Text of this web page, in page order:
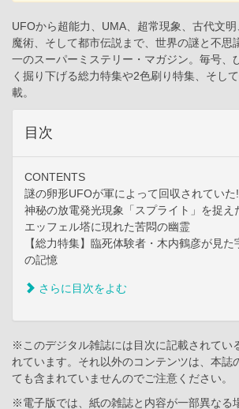
UFOから超能力、UMA、超常現象、古代文明
魔術、そして都市伝説まで、世界の謎と不思
一のスーパーミステリー・マガジン。毎号、
く掘り下げる総力特集や2色刷り特集、そし
載。
目次
CONTENTS
謎の卵形UFOが軍によって回収されていた
神秘の放電発光現象「スプライト」を捉え
エッフェル塔に現れた苦悶の幽霊
【総力特集】臨死体験者・木内鶴彦が見
の記憶
さらに目次をよむ
※このデジタル雑誌には目次に記載されてい
れています。それ以外のコンテンツは、本誌
ても含まれていませんのでご注意ください。
※電子版では、紙の雑誌と内容が一部異なる